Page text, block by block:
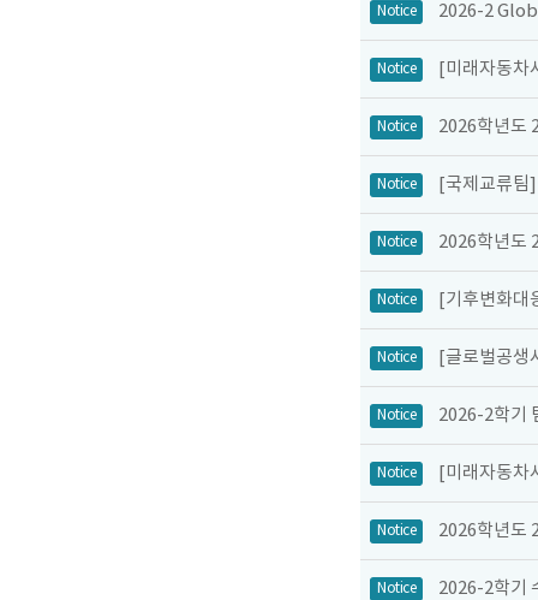
Notice 2026-2
Notice [미래자동
Notice 2026학년도
Notice [국제교류팀
Notice 2026학년도
Notice [기후변화대
Notice [글로벌공생
Notice 2026-2학기
Notice [미래자동차
Notice 2026학년도
Notice 2026-2학기